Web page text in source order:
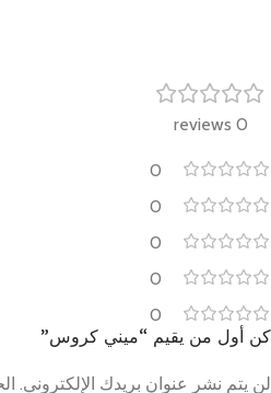
0 reviews
0
0
0
0
0
كن أول من يقيم “ميني كروس”
لن يتم نشر عنوان بريدك الإلكتروني.